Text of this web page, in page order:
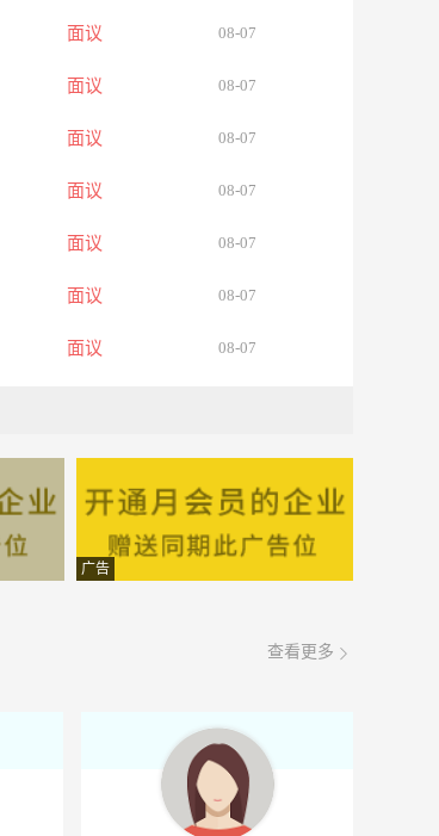
面议 08-07
面议 08-07
面议 08-07
面议 08-07
面议 08-07
面议 08-07
面议 08-07
面议 08-07
面议 08-07
08-07
08-07
广告
查看更多